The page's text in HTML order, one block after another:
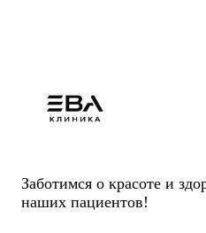
Заботимся о красоте и
наших пациентов!